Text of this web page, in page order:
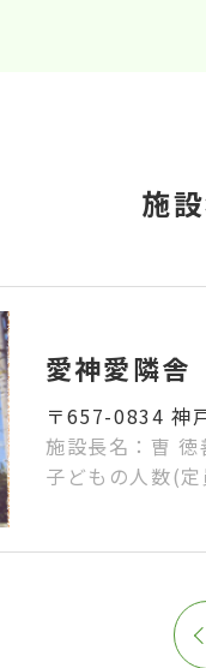
施
愛神愛隣舎
〒657-0834 神
施設長名：曺 徳
子どもの人数(